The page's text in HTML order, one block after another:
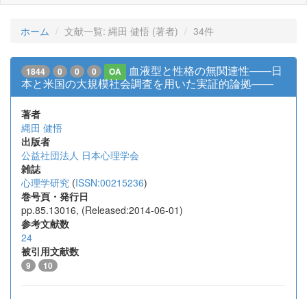
ホーム 文献一覧: 縄田 健悟 (著者) 34件
1844 0 0 0 OA
血液型と性格の無関連性――日
本と米国の大規模社会調査を用いた実証的論拠――
著者
縄田 健悟
出版者
公益社団法人 日本心理学会
雑誌
心理学研究 (ISSN:00215236)
巻号頁・発行日
pp.85.13016, (Released:2014-06-01)
参考文献数
24
被引用文献数
9 10